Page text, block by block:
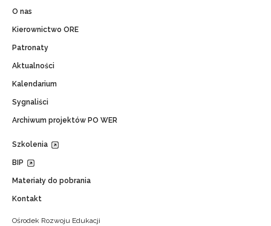
O nas
Kierownictwo ORE
Patronaty
Aktualności
Kalendarium
Sygnaliści
Archiwum projektów PO WER
Szkolenia
BIP
Materiały do pobrania
Kontakt
Ośrodek Rozwoju Edukacji